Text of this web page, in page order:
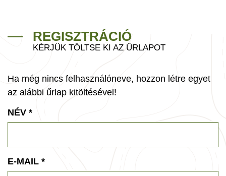
REGISZTRÁCIÓ
KÉRJÜK TÖLTSE KI AZ ŰRLAPOT
Ha még nincs felhasználóneve, hozzon létre egyet
az alábbi űrlap kitöltésével!
NÉV *
E-MAIL *